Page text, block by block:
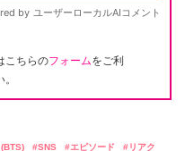
こちらのフォームをご利
SNS エピソード
リアク